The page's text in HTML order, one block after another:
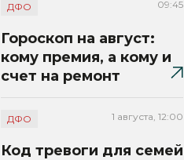
ДФО 09:45
Гороскоп на август:
кому премия, а кому и
счет на ремонт
ДФО 1 августа, 12:00
Код тревоги для семей